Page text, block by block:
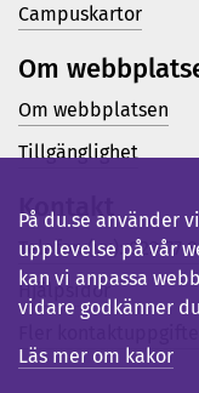
Campuskartor
Om
Om webbplatsen
Tillgänglighet
Kontakt
Telefon (vx): 023-77
Hjälpsidor
På du.se använder
upplevelse på vår
kan vi anpassa
vidare godkänner
Läs mer om kakor